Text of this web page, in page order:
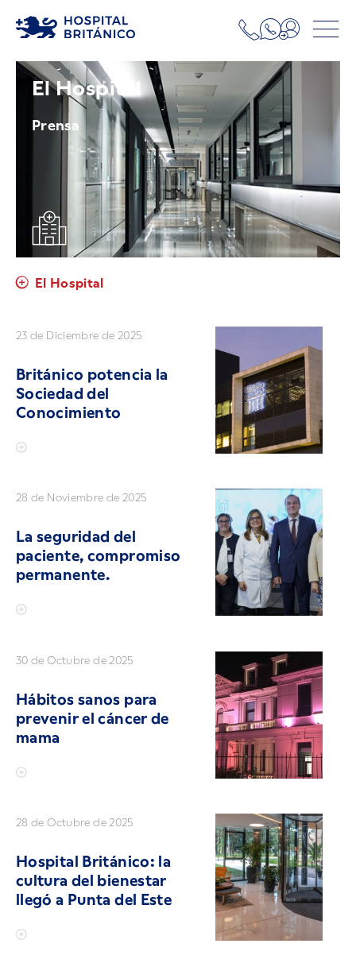
El Hospital
Prensa
El Hospital
23 de Diciembre de 2025
Británico potencia la
Sociedad del
Conocimiento
28 de Noviembre de 2025
La seguridad del
paciente, compromiso
permanente.
30 de Octubre de 2025
Hábitos sanos para
prevenir el cáncer de
mama
28 de Octubre de 2025
Hospital Británico: la
cultura del bienestar
llegó a Punta del Este